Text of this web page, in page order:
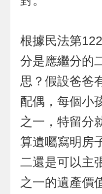
根據民法第
分是應繼分的
思？假設爸爸
配偶，每個小
之一，特留分
算遺囑寫明房
二還是可以主
之一的遺產價